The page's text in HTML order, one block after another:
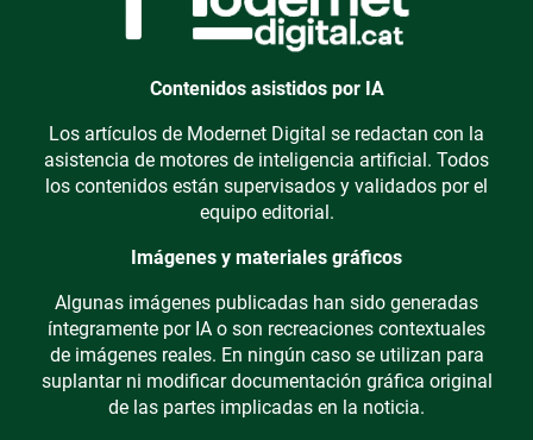
Contenidos asistidos por IA
Los artículos de Modernet Digital se redactan con la
asistencia de motores de inteligencia artificial. Todos
los contenidos están supervisados y validados por el
equipo editorial.
Imágenes y materiales gráficos
Algunas imágenes publicadas han sido generadas
íntegramente por IA o son recreaciones contextuales
de imágenes reales. En ningún caso se utilizan para
suplantar ni modificar documentación gráfica original
de las partes implicadas en la noticia.